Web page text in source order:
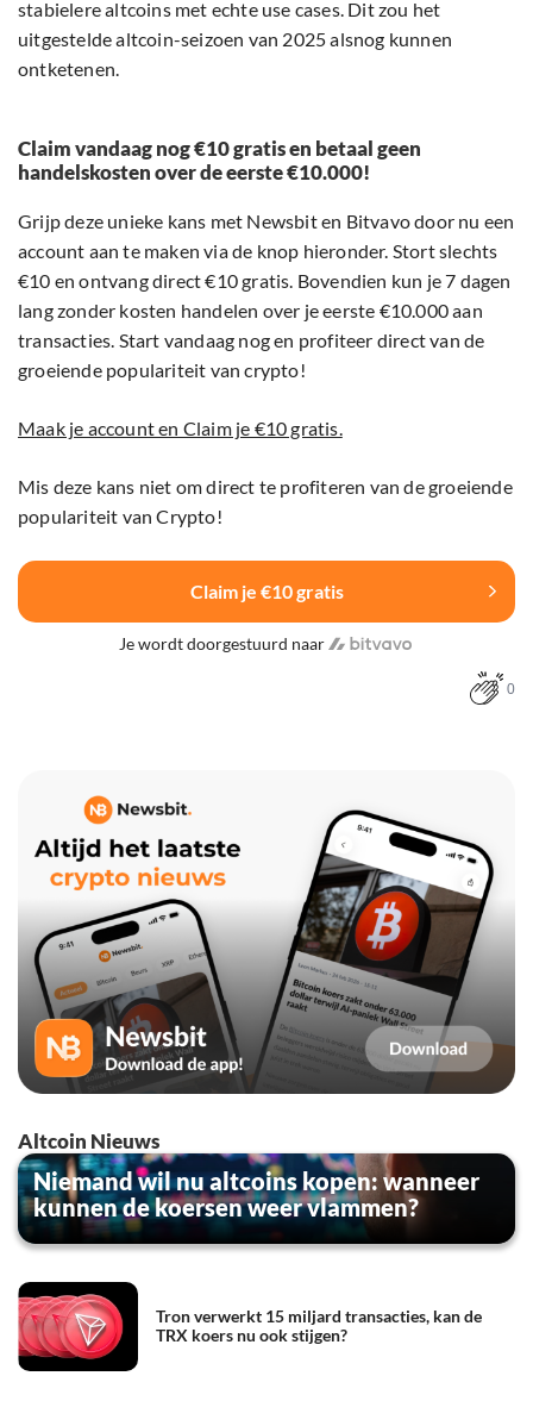
stabielere altcoins met echte use cases. Dit zou het
uitgestelde altcoin-seizoen van 2025 alsnog kunnen
ontketenen.
Claim vandaag nog €10 gratis en betaal geen
handelskosten over de eerste €10.000!
Grijp deze unieke kans met Newsbit en Bitvavo door nu een
account aan te maken via de knop hieronder. Stort slechts
€10 en ontvang direct €10 gratis. Bovendien kun je 7 dagen
lang zonder kosten handelen over je eerste €10.000 aan
transacties. Start vandaag nog en profiteer direct van de
groeiende populariteit van crypto!
Maak je account en Claim je €10 gratis.
Mis deze kans niet om direct te profiteren van de groeiende
populariteit van Crypto!
Claim je €10 gratis
Je wordt doorgestuurd naar
0
Altcoin Nieuws
Niemand wil nu altcoins kopen: wanneer
kunnen de koersen weer vlammen?
Tron verwerkt 15 miljard transacties, kan de
TRX koers nu ook stijgen?